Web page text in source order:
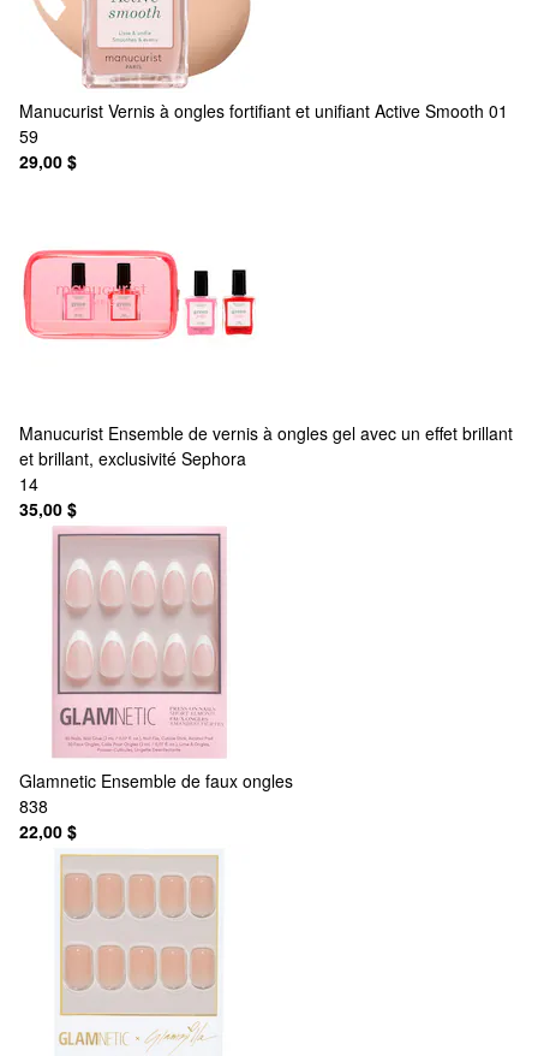
Manucurist Vernis à ongles fortifiant et unifiant Active Smooth 01
59
29,00 $
Manucurist Ensemble de vernis à ongles gel avec un effet brillant
et brillant, exclusivité Sephora
14
35,00 $
Glamnetic Ensemble de faux ongles
838
22,00 $